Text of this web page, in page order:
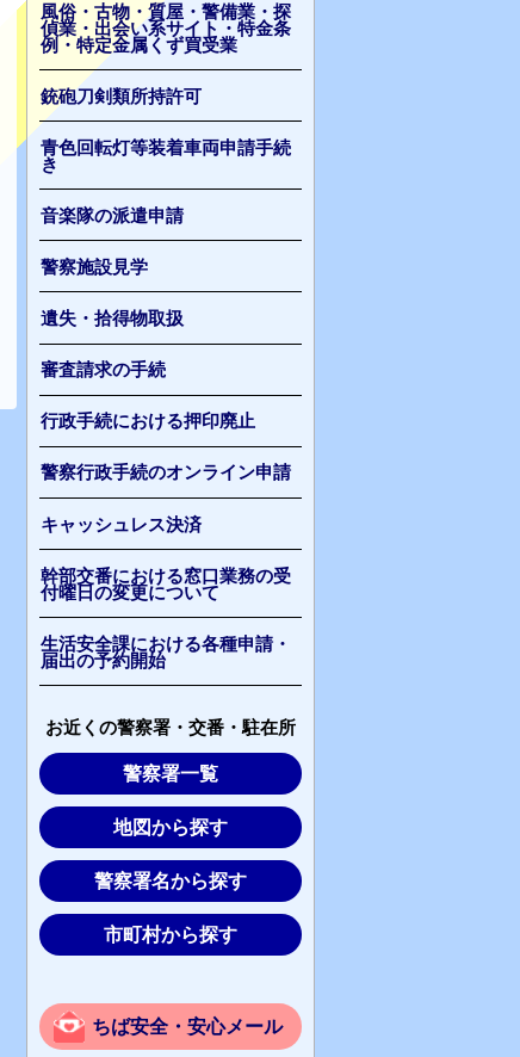
風俗・古物・質屋・警備業・探
偵業・出会い系サイト・特金条
例・特定金属くず買受業
銃砲刀剣類所持許可
青色回転灯等装着車両申請手続
き
音楽隊の派遣申請
警察施設見学
遺失・拾得物取扱
審査請求の手続
行政手続における押印廃止
警察行政手続のオンライン申請
キャッシュレス決済
幹部交番における窓口業務の受
付曜日の変更について
生活安全課における各種申請・
届出の予約開始
お近くの警察署・交番・駐在所
警察署一覧
地図から探す
警察署名から探す
市町村から探す
ちば安全・安心メール